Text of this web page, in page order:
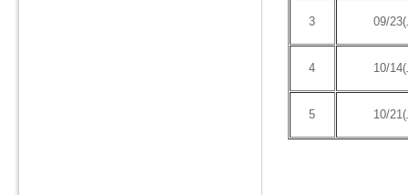
3 09/
4 10/
5 10/